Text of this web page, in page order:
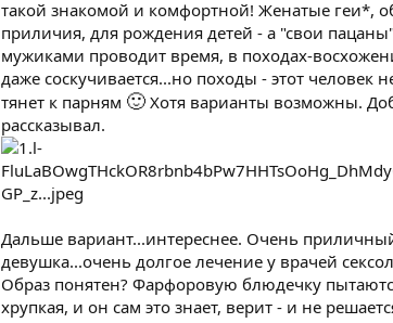
такой знакомой и комфортной! Женатые геи*,
приличия, для рождения детей - а "свои
мужиками проводит время, в походах-
даже соскучивается...но походы - этот человек
тянет к парням 🙂 Хотя варианты возможны.
рассказывал.
Дальше вариант...интереснее. Очень
девушка...очень долгое лечение у врачей
Образ понятен? Фарфоровую блюдечку
хрупкая, и он сам это знает, верит - и не